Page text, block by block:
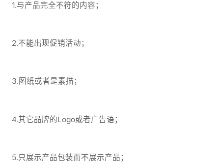
1.与产品完全不符的内容；
2.不能出现促销活动；
3.图纸或者是素描；
4.其它品牌的Logo或者广告语；
5.只展示产品包装而不展示产品；